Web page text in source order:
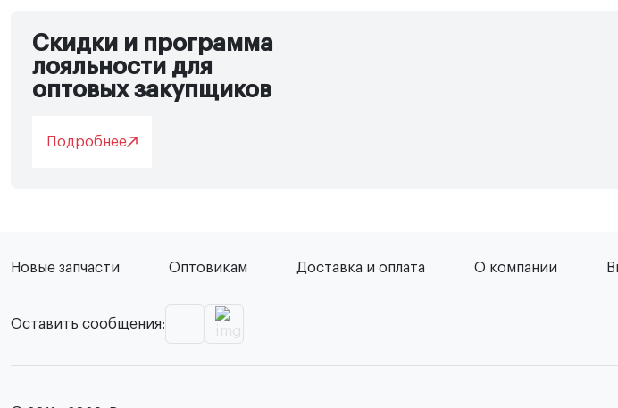
Скидки и программа
лояльности для
оптовых закупщиков
Подробнее
Новые запчасти Оптовикам Доставка и оплата О компании
Оставить сообщения: